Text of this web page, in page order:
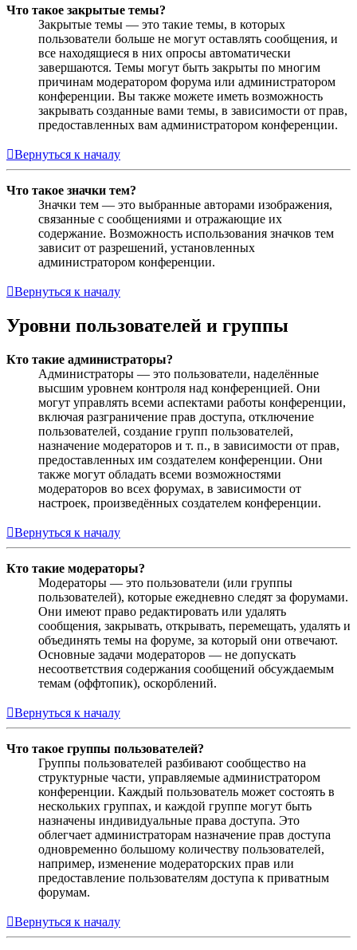
Что такое закрытые темы?
Закрытые темы — это такие темы, в которых
пользователи больше не могут оставлять сообщения, и
все находящиеся в них опросы автоматически
завершаются. Темы могут быть закрыты по многим
причинам модератором форума или администратором
конференции. Вы также можете иметь возможность
закрывать созданные вами темы, в зависимости от прав,
предоставленных вам администратором конференции.
Вернуться к началу
Что такое значки тем?
Значки тем — это выбранные авторами изображения,
связанные с сообщениями и отражающие их
содержание. Возможность использования значков тем
зависит от разрешений, установленных
администратором конференции.
Вернуться к началу
Уровни пользователей и группы
Кто такие администраторы?
Администраторы — это пользователи, наделённые
высшим уровнем контроля над конференцией. Они
могут управлять всеми аспектами работы конференции,
включая разграничение прав доступа, отключение
пользователей, создание групп пользователей,
назначение модераторов и т. п., в зависимости от прав,
предоставленных им создателем конференции. Они
также могут обладать всеми возможностями
модераторов во всех форумах, в зависимости от
настроек, произведённых создателем конференции.
Вернуться к началу
Кто такие модераторы?
Модераторы — это пользователи (или группы
пользователей), которые ежедневно следят за форумами.
Они имеют право редактировать или удалять
сообщения, закрывать, открывать, перемещать, удалять и
объединять темы на форуме, за который они отвечают.
Основные задачи модераторов — не допускать
несоответствия содержания сообщений обсуждаемым
темам (оффтопик), оскорблений.
Вернуться к началу
Что такое группы пользователей?
Группы пользователей разбивают сообщество на
структурные части, управляемые администратором
конференции. Каждый пользователь может состоять в
нескольких группах, и каждой группе могут быть
назначены индивидуальные права доступа. Это
облегчает администраторам назначение прав доступа
одновременно большому количеству пользователей,
например, изменение модераторских прав или
предоставление пользователям доступа к приватным
форумам.
Вернуться к началу